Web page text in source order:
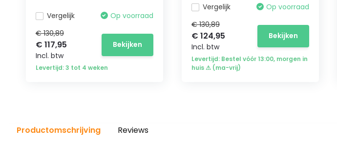
Vergelijk
Op voorraad
€ 130,89
€ 117,95
Incl. btw
Bekijken
Levertijd: 3 tot 4 weken
Vergelijk
Op voorraad
€ 130,89
€ 124,95
Incl. btw
Bekijken
Levertijd: Bestel vóór 13:00, morgen in
huis ⚠ (ma-vrij)
Productomschrijving Reviews